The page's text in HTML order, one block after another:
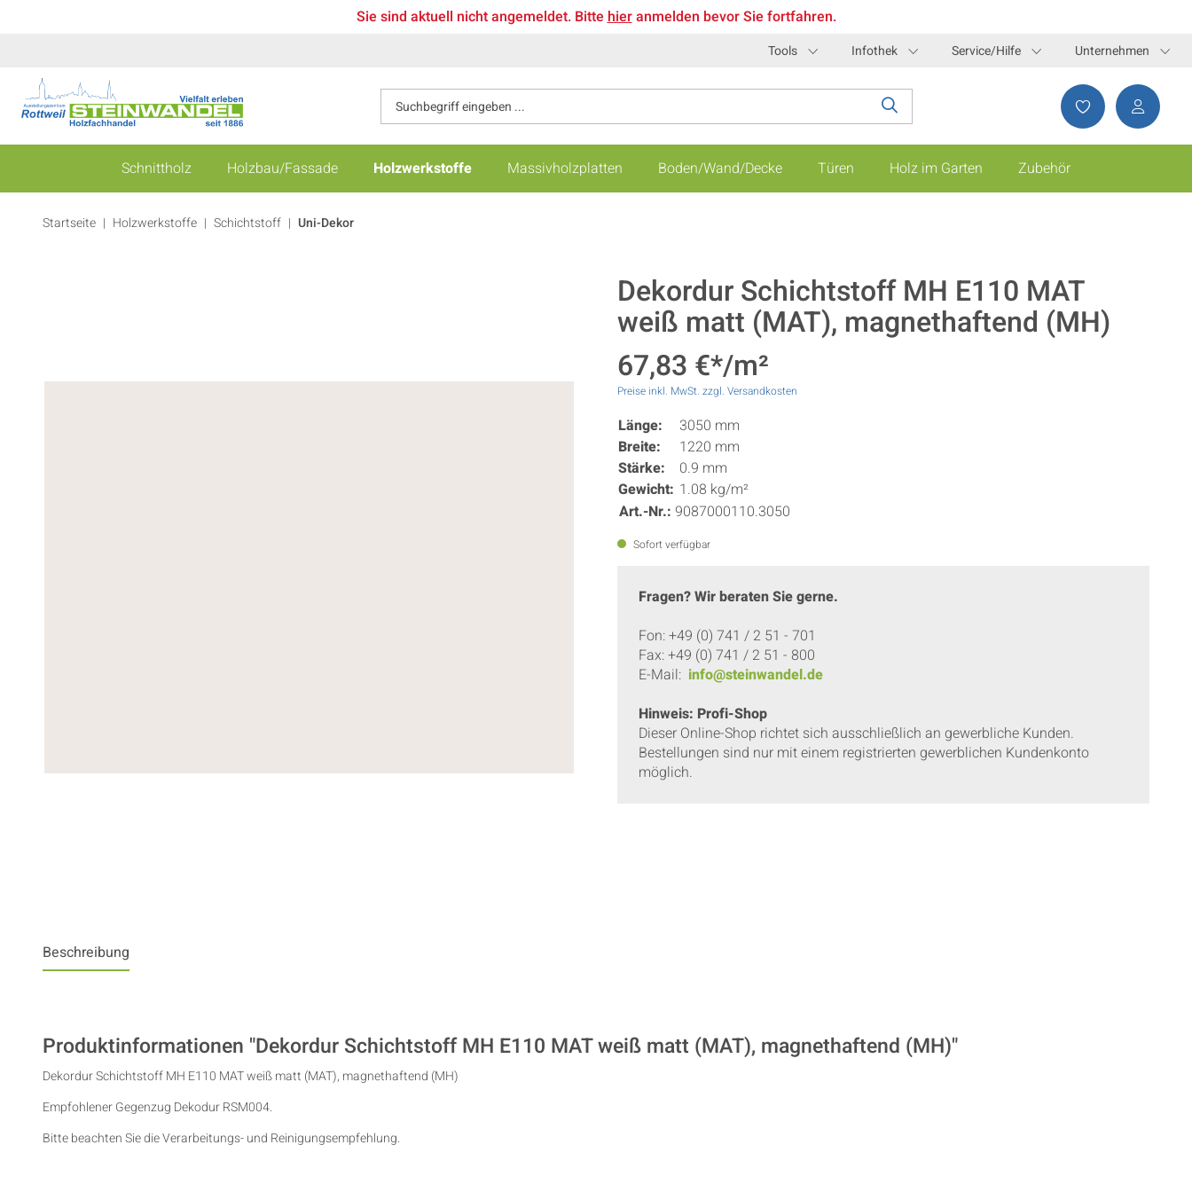
Sie sind aktuell nicht angemeldet. Bittehieranmelden bevor Sie fortfahren.
Tools Infothek Service/Hilfe Unternehmen
Schnittholz Holzbau/Fassade Holzwerkstoffe Massivholzplatten Boden/Wand/Decke Türen Holz im Garten Zubehör
Startseite Holzwerkstoffe | Schichtstoff | Uni-Dekor
Dekordur Schichtstoff MH E110 MAT
weiß matt (MAT), magnethaftend (MH)
67,83 €*/m²
Preise inkl. MwSt. zzgl. Versandkosten
Länge:
3050 mm
Breite:
1220 mm
Stärke:
0.9 mm
Gewicht: 1.08 kg/m²
Art.-Nr.: 9087000110.3050
Sofort verfügbar
Fragen? Wir beraten Sie gerne.
Fon: +49 (0) 741 / 2 51 - 701
Fax: +49 (0) 741 / 2 51 - 800
E-Mail: info@steinwandel.de
Hinweis: Profi-Shop
Dieser Online-Shop richtet sich ausschließlich an gewerbliche Kunden.
Bestellungen sind nur mit einem registrierten gewerblichen Kundenkonto
möglich.
Beschreibung
Produktinformationen "Dekordur Schichtstoff MH E110 MAT weiß matt (MAT), magnethaftend (MH)"
Dekordur Schichtstoff MH E110 MAT weiß matt (MAT), magnethaftend (MH)
Empfohlener Gegenzug Dekodur RSM004.
Bitte beachten Sie die Verarbeitungs- und Reinigungsempfehlung.